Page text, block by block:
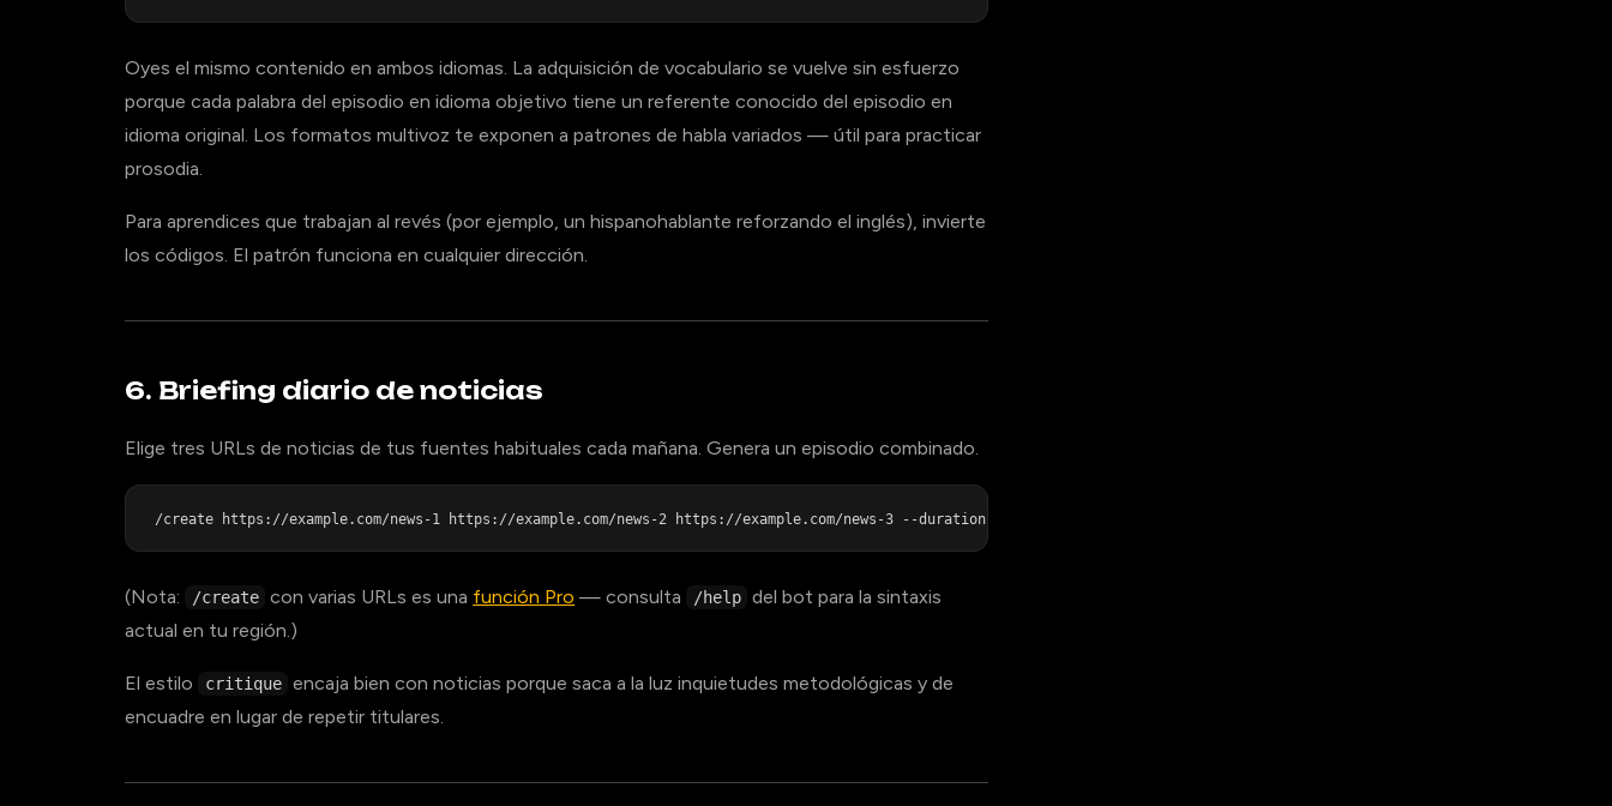
Oyes el mismo contenido en ambos idiomas. La adquisición de vocabulario se vuelve sin esfuerzo
porque cada palabra del episodio en idioma objetivo tiene un referente conocido del episodio en
idioma original. Los formatos multivoz te exponen a patrones de habla variados — útil para practicar
prosodia.
Para aprendices que trabajan al revés (por ejemplo, un hispanohablante reforzando el inglés), invierte
los códigos. El patrón funciona en cualquier dirección.
6. Briefing diario de noticias
Elige tres URLs de noticias de tus fuentes habituales cada mañana. Genera un episodio combinado.
(Nota: /create con varias URLs es una función Pro — consulta /help del bot para la sintaxis
actual en tu región.)
El estilo critique encaja bien con noticias porque saca a la luz inquietudes metodológicas y de
encuadre en lugar de repetir titulares.